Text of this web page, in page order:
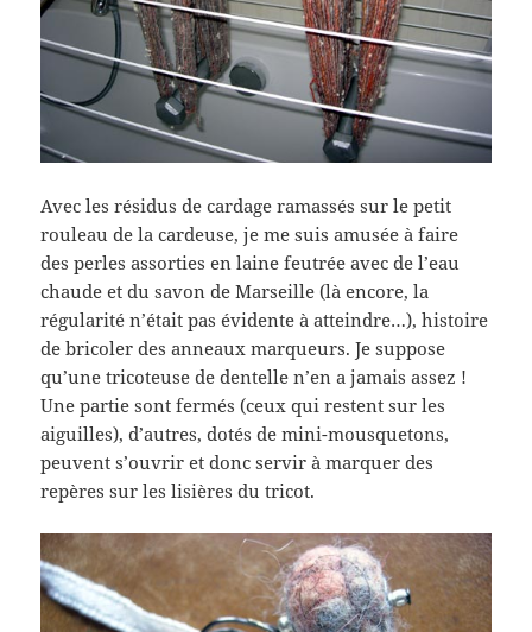
Avec les résidus de cardage ramassés sur le petit
rouleau de la cardeuse, je me suis amusée à faire
des perles assorties en laine feutrée avec de l’eau
chaude et du savon de Marseille (là encore, la
régularité n’était pas évidente à atteindre…), histoire
de bricoler des anneaux marqueurs. Je suppose
qu’une tricoteuse de dentelle n’en a jamais assez !
Une partie sont fermés (ceux qui restent sur les
aiguilles), d’autres, dotés de mini-mousquetons,
peuvent s’ouvrir et donc servir à marquer des
repères sur les lisières du tricot.